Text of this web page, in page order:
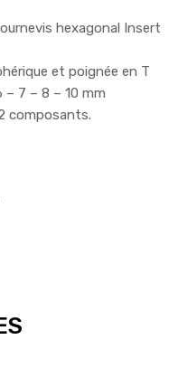
hexagonal Insert
et poignée en T
– 7 – 8 – 10 mm
composants.